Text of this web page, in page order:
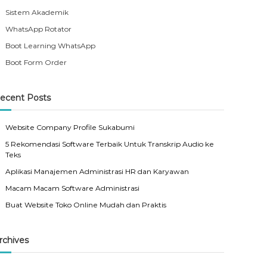
Sistem Akademik
WhatsApp Rotator
Boot Learning WhatsApp
Boot Form Order
Posts
Website Company Profile Sukabumi
5 Rekomendasi Software Terbaik Untuk Transkrip Audio ke
Teks
Aplikasi Manajemen Administrasi HR dan Karyawan
Macam Macam Software Administrasi
Buat Website Toko Online Mudah dan Praktis